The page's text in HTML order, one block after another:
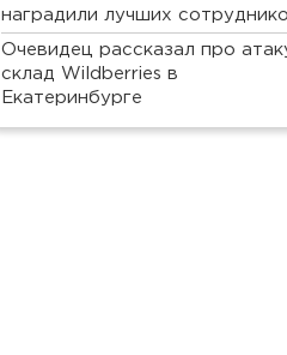
наградили лучших
Очевидец рассказал про
склад Wildberries в
Екатеринбурге